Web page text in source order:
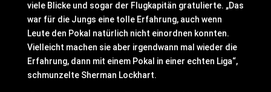
viele Blicke und sogar der Flugkapitän gratulierte. „Das
war für die Jungs eine tolle Erfahrung, auch wenn
Leute den Pokal natürlich nicht einordnen konnten.
Vielleicht machen sie aber irgendwann mal wieder die
Erfahrung, dann mit einem Pokal in einer echten Liga“,
schmunzelte Sherman Lockhart.